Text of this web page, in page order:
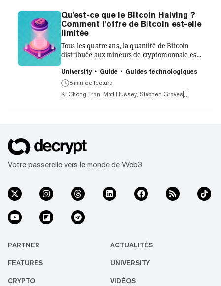
Qu'est-ce que le Bitcoin Halving ?
Comment l'offre de Bitcoin est-elle
limitée
Tous les quatre ans, la quantité de Bitcoin
distribuée aux mineurs de cryptomonnaie est
manière imaginative sous le nom de Bitcoin
halving (ou halvening). Voici pourquoi, et
comment, cela fonctionne. La limite
d'approvisionnement de Bitcoin Pour
comprendre le Bitcoin halving, nous devons
pouvait créer de la valeur là où il n'y...
University Guide
Guides technologiques
8 min de lecture
Ki Chong Tran, Matt Hussey, Stephen Graves
Votre passerelle vers le monde de Web3
PARTNER ACTUALITÉS
FEATURES UNIVERSITY
CRYPTO VIDÉOS